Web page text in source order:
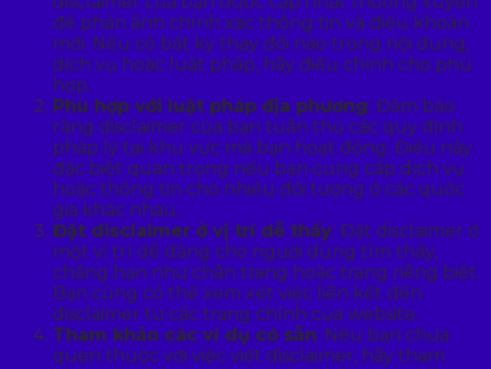
để phản ánh chính xác thông tin và điều khoản
mới. Nếu có bất kỳ thay đổi nào trong nội dung,
dịch vụ hoặc luật pháp, hãy điều chỉnh cho phù
hợp.
Phù hợp với luật pháp địa phương: Đảm bảo
rằng disclaimer của bạn tuân thủ các quy định
pháp lý tại khu vực mà bạn hoạt động. Điều này
đặc biệt quan trọng nếu bạn cung cấp dịch vụ
hoặc thông tin cho nhiều đối tượng ở các quốc
gia khác nhau.
Đặt disclaimer ở vị trí dễ thấy: Đặt disclaimer ở
một vị trí dễ dàng cho người dùng tìm thấy,
chẳng hạn như chân trang hoặc trang riêng biệt.
Bạn cũng có thể xem xét việc liên kết đến
disclaimer từ các trang chính của website.
Tham khảo các ví dụ có sẵn: Nếu bạn chưa
quen thuộc với việc viết disclaimer, hãy tham